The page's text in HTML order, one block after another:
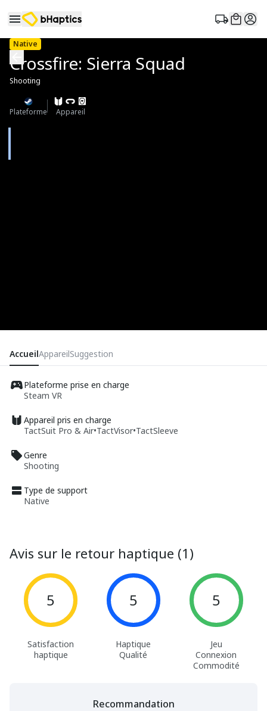
Native
Crossfire: Sierra Squad
Shooting
Plateforme Appareil
AccueilAppareilSuggestion
Plateforme prise en charge
Steam VR
Appareil pris en charge
TactSuit Pro & Air•TactVisor•TactSleeve
Genre
Shooting
Type de support
Native
Avis sur le retour haptique (1)
5
Satisfaction
haptique
5
Haptique
Qualité
5
Jeu
Connexion
Commodité
Recommandation